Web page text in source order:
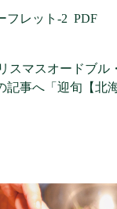
フレット-2 PDF
スマスオードブ
記事へ「迎旬【北